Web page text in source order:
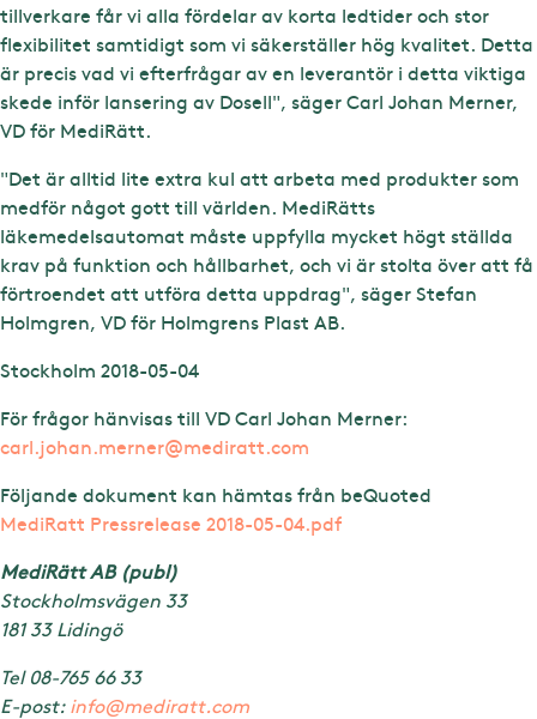
tillverkare får vi alla fördelar av korta ledtider och stor
flexibilitet samtidigt som vi säkerställer hög kvalitet. Detta
är precis vad vi efterfrågar av en leverantör i detta viktiga
skede inför lansering av Dosell", säger Carl Johan Merner,
VD för MediRätt.
"Det är alltid lite extra kul att arbeta med produkter som
medför något gott till världen. MediRätts
läkemedelsautomat måste uppfylla mycket högt ställda
krav på funktion och hållbarhet, och vi är stolta över att få
förtroendet att utföra detta uppdrag", säger Stefan
Holmgren, VD för Holmgrens Plast AB.
Stockholm 2018-05-04
För frågor hänvisas till VD Carl Johan Merner:
carl.johan.merner@mediratt.com
Följande dokument kan hämtas från beQuoted
MediRatt Pressrelease 2018-05-04.pdf
MediRätt AB (publ)
Stockholmsvägen 33
181 33 Lidingö
Tel 08-765 66 33
E-post:info@mediratt.com